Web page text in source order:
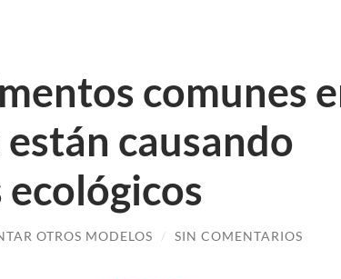
comunes
están causando
OTROS MODELOS / SIN COMENTARIOS